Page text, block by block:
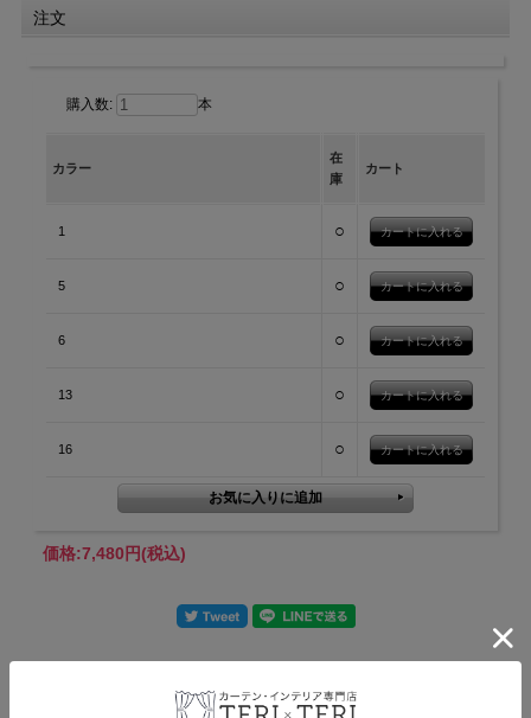
注文
購入数: 本
カラー
在
庫
カート
1 ○
5 ○
6 ○
13 ○
16 ○
価格:7,480円(税込)